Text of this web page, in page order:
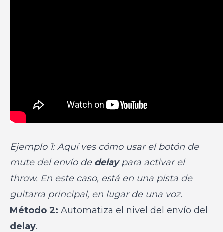
Ejemplo 1: Aquí ves cómo usar el botón de
mute del envío de delaypara activar el
throw. En este caso, está en una pista de
guitarra principal, en lugar de una voz.
Método 2: Automatiza el nivel del envío del
delay.